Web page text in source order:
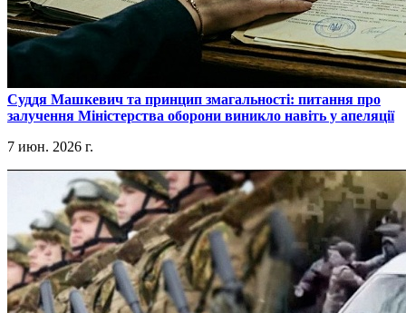
​Суддя Машкевич та принцип змагальності: питання про
залучення Міністерства оборони виникло навіть у апеляції
7 июн. 2026 г.